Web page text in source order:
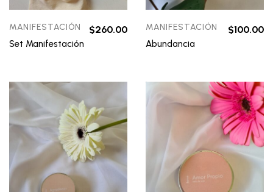
MANIFESTACIÓN
Set Manifestación
$260.00 MANIFESTACIÓN
Abundancia
$100.00